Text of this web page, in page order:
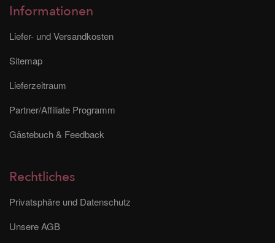
Informationen
Liefer- und Versandkosten
Sitemap
Lieferzeitraum
Partner/Affiliate Programm
Gästebuch & Feedback
Rechtliches
Privatsphäre und Datenschutz
Unsere AGB